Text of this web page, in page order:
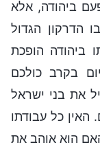
ביהודה, אלא
הדרקון הגדול
ביהודה הופכת
בקרב כולכם
את בני ישראל
האין כל עבודתו
הוא אוהב את